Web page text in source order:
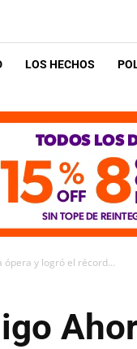
LOS HECHOS
ópera y logró el récord...